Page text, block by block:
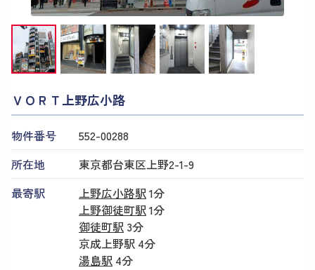
ＶＯＲＴ上野広小路
物件番号
552​-​00288
所在地
東京都台東区上野2-1-9
最寄駅
上野広小路駅1分
上野御徒町駅1分
御徒町駅 3分
京成上野駅 4分
湯島駅 4分